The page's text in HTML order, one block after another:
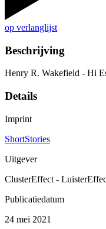
op verlanglijst
Beschrijving
Henry R. Wakefield - Hi
Details
Imprint
ShortStories
Uitgever
ClusterEffect -
Publicatiedatum
24 mei 2021